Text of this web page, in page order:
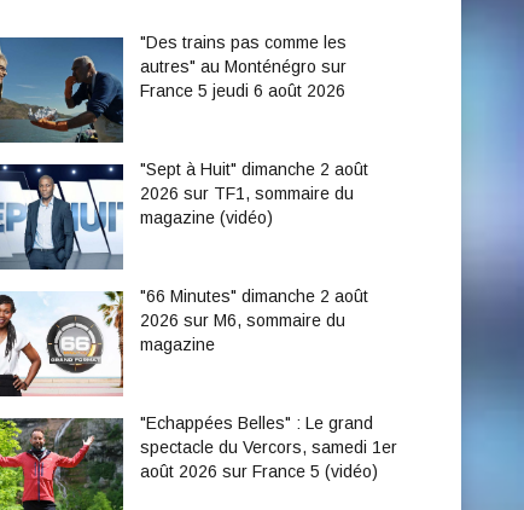
"Des trains pas comme les
autres" au Monténégro sur
France 5 jeudi 6 août 2026
"Sept à Huit" dimanche 2 août
2026 sur TF1, sommaire du
magazine (vidéo)
"66 Minutes" dimanche 2 août
2026 sur M6, sommaire du
magazine
"Echappées Belles" : Le grand
spectacle du Vercors, samedi 1er
août 2026 sur France 5 (vidéo)